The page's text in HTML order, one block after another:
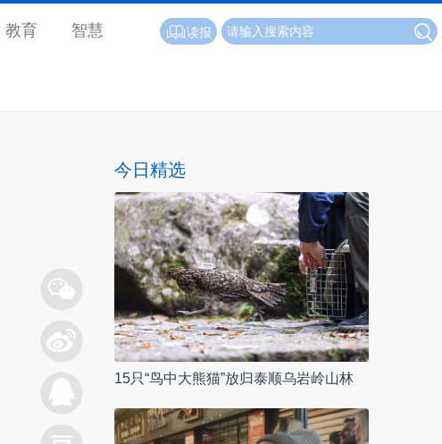
教育 智慧 读报
今日精选
15只“鸟中大熊猫”放归泰顺乌岩岭山林